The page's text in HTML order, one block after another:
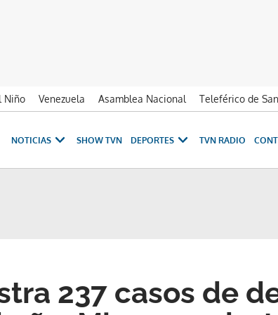
Niño Venezuela Asamblea Nacional Teleférico de
NOTICIAS SHOW TVN DEPORTES TVN RADIO
237 casos de